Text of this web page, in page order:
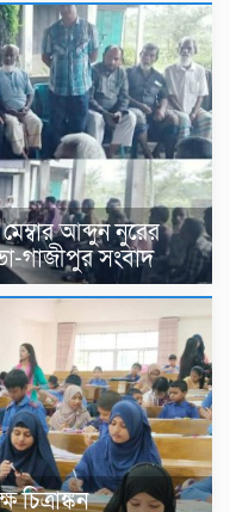
আব্দুন নুরের
গাজীপুর সংবাদ